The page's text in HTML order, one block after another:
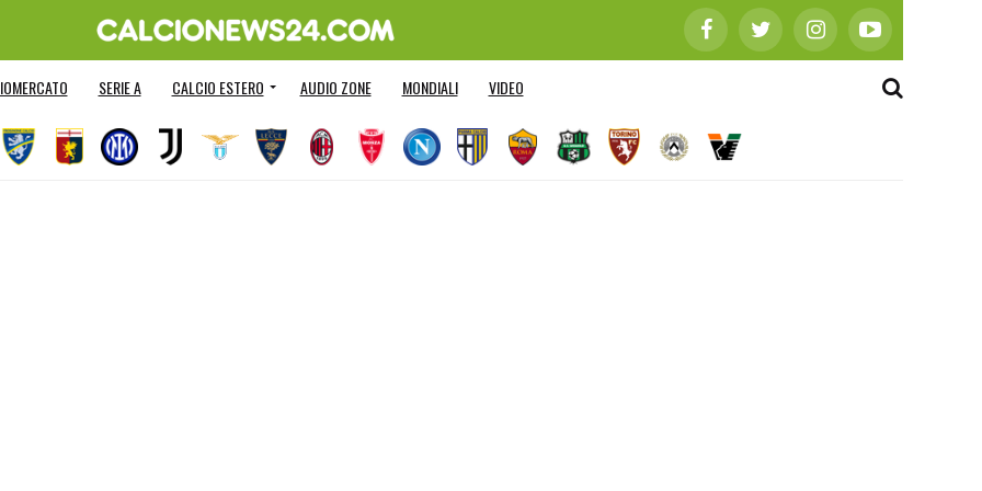
SERIE A CALCIO ESTERO AUDIO ZONE MONDIALI VIDEO